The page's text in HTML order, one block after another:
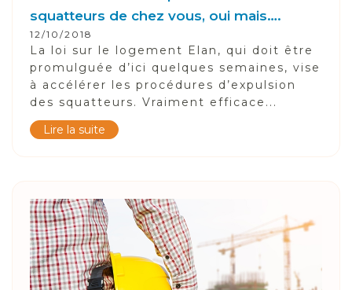
squatteurs de chez vous, oui mais….
12/10/2018
La loi sur le logement Elan, qui doit être
promulguée d’ici quelques semaines, vise
à accélérer les procédures d’expulsion
des squatteurs. Vraiment efficace...
Lire la suite